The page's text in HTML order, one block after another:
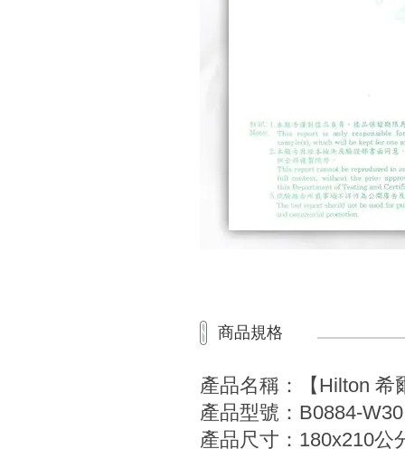
商品規格
產品名稱：【Hilton 希
產品型號：B0884-W30
產品尺寸：180x210公